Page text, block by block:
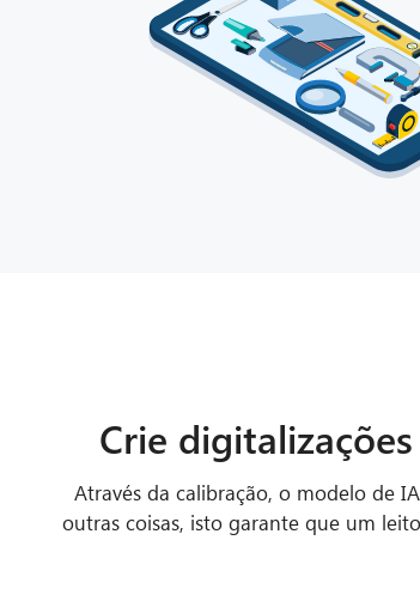
Crie
Através da calibração, o modelo de
outras coisas, isto garante que um